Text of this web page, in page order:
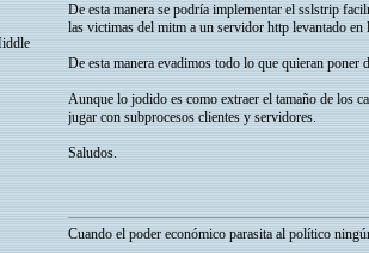
De esta manera se podría implementar el sslstrip
las victimas del mitm a un servidor http levantado en
De esta manera evadimos todo lo que quieran poner
Aunque lo jodido es como extraer el tamaño de los
jugar con subprocesos clientes y servidores.
Saludos.
Cuando el poder económico parasita al político